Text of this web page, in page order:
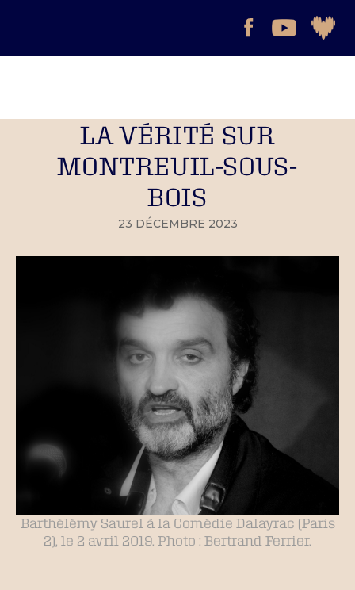
LA VÉRITÉ SUR
MONTREUIL-SOUS-
BOIS
23 DÉCEMBRE 2023
Barthélémy Saurel à la Comédie Dalayrac (Paris
2), le 2 avril 2019. Photo : Bertrand Ferrier.